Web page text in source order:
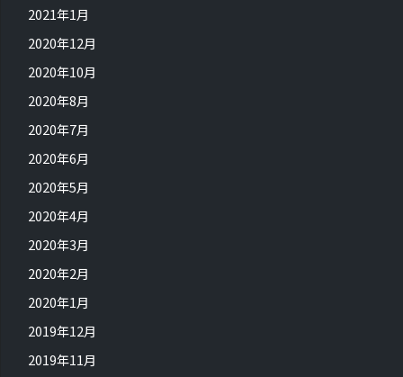
2021年1月
2020年12月
2020年10月
2020年8月
2020年7月
2020年6月
2020年5月
2020年4月
2020年3月
2020年2月
2020年1月
2019年12月
2019年11月